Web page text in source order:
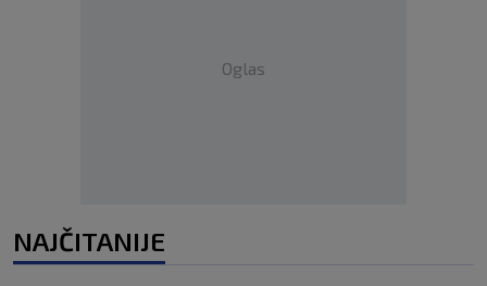
Oglas
NAJČITANIJE